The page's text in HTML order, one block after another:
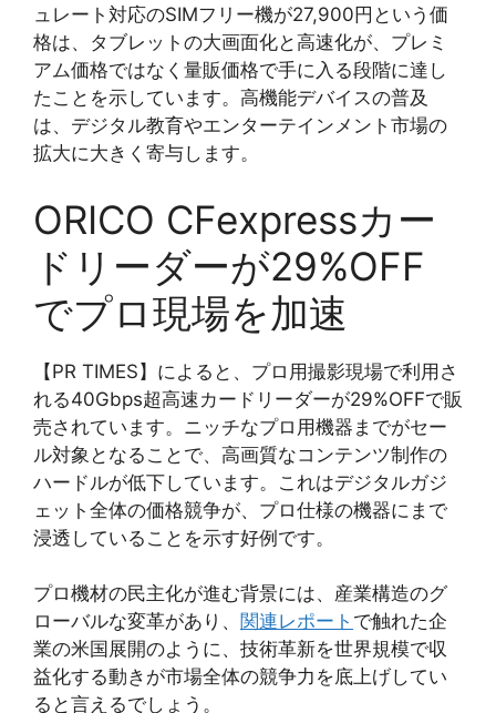
ュレート対応のSIMフリー機が27,900円という価
格は、タブレットの大画面化と高速化が、プレミ
アム価格ではなく量販価格で手に入る段階に達し
たことを示しています。高機能デバイスの普及
は、デジタル教育やエンターテインメント市場の
拡大に大きく寄与します。
ORICO CFexpressカー
ドリーダーが29%OFF
でプロ現場を加速
【PR TIMES】によると、プロ用撮影現場で利用さ
れる40Gbps超高速カードリーダーが29%OFFで販
売されています。ニッチなプロ用機器までがセー
ル対象となることで、高画質なコンテンツ制作の
ハードルが低下しています。これはデジタルガジ
ェット全体の価格競争が、プロ仕様の機器にまで
浸透していることを示す好例です。
プロ機材の民主化が進む背景には、産業構造のグ
ローバルな変革があり、 関連レポート で触れた企
業の米国展開のように、技術革新を世界規模で収
益化する動きが市場全体の競争力を底上げしてい
ると言えるでしょう。